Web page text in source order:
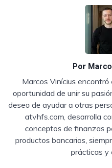
Por
Marcos Vinícius
oportunidad de unir su
deseo de ayudar a otras
atvhfs.com, desarrolla
conceptos de finanzas
productos bancarios,
prácticas y